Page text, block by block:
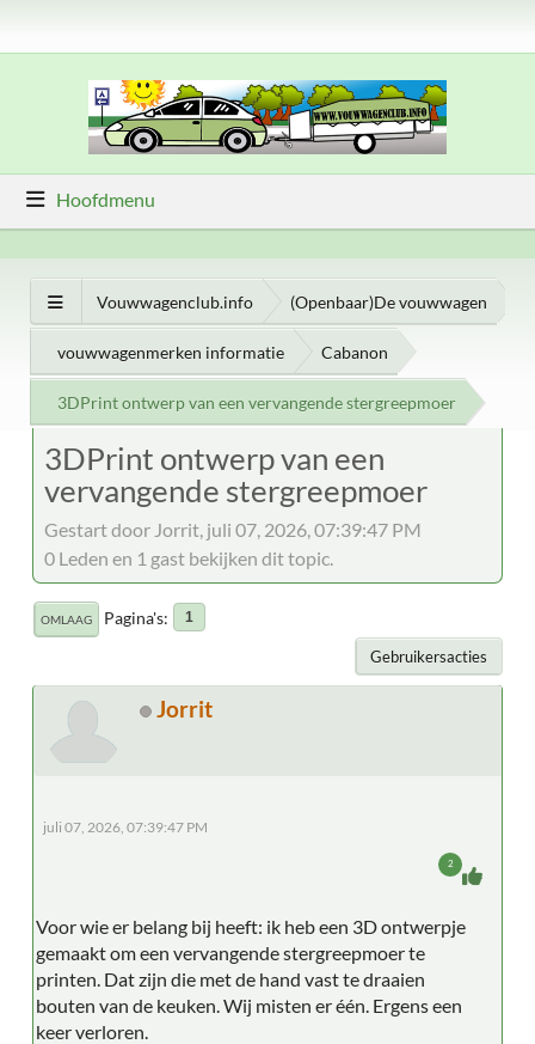
Hoofdmenu
Vouwwagenclub.info (Openbaar)De vouwwagen
vouwwagenmerken informatie Cabanon
3DPrint ontwerp van een vervangende stergreepmoer
3DPrint ontwerp van een
vervangende stergreepmoer
Gestart door Jorrit, juli 07, 2026, 07:39:47 PM
0 Leden en 1 gast bekijken dit topic.
OMLAAG Pagina's 1
Gebruikersacties
Jorrit
juli 07, 2026, 07:39:47 PM
Voor wie er belang bij heeft: ik heb een 3D ontwerpje
gemaakt om een vervangende stergreepmoer te
printen. Dat zijn die met de hand vast te draaien
bouten van de keuken. Wij misten er één. Ergens een
keer verloren.
2